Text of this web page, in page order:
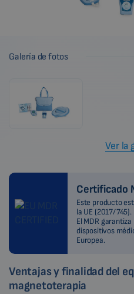
Galería de fotos
Ver la
Certificado
Este producto
la UE (2017/745).
El MDR
dispositivos
Europea.
Ventajas y finalidad del
magnetoterapia